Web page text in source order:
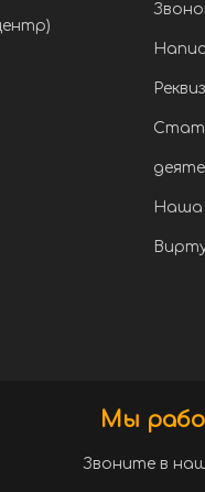
Наша
Мы
Звоните в